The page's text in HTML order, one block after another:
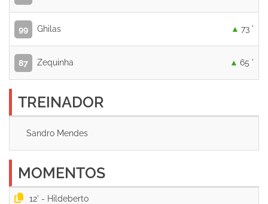
99 Ghilas 73 '
87 Zequinha 65 '
TREINADOR
Sandro Mendes
MOMENTOS
12' -